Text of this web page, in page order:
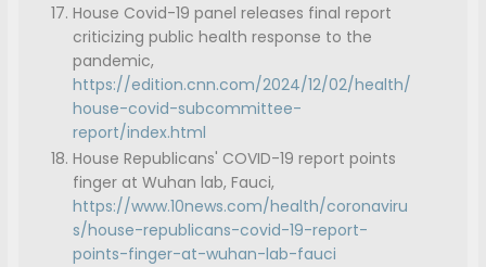
House Covid-19 panel releases final report
criticizing public health response to the
pandemic,
https://edition.cnn.com/2024/12/02/health/
house-covid-subcommittee-
report/index.html
House Republicans' COVID-19 report points
finger at Wuhan lab, Fauci,
https://www.10news.com/health/coronaviru
s/house-republicans-covid-19-report-
points-finger-at-wuhan-lab-fauci